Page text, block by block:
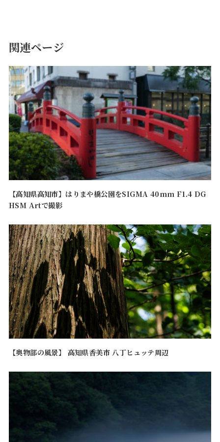
関連ページ
【高知県高知市】はりまや橋公園をSIGMA 40mm F1.4 DG
HSM Artで撮影
【奥物部の風景】 高知県香美市 八丁ヒュッテ周辺